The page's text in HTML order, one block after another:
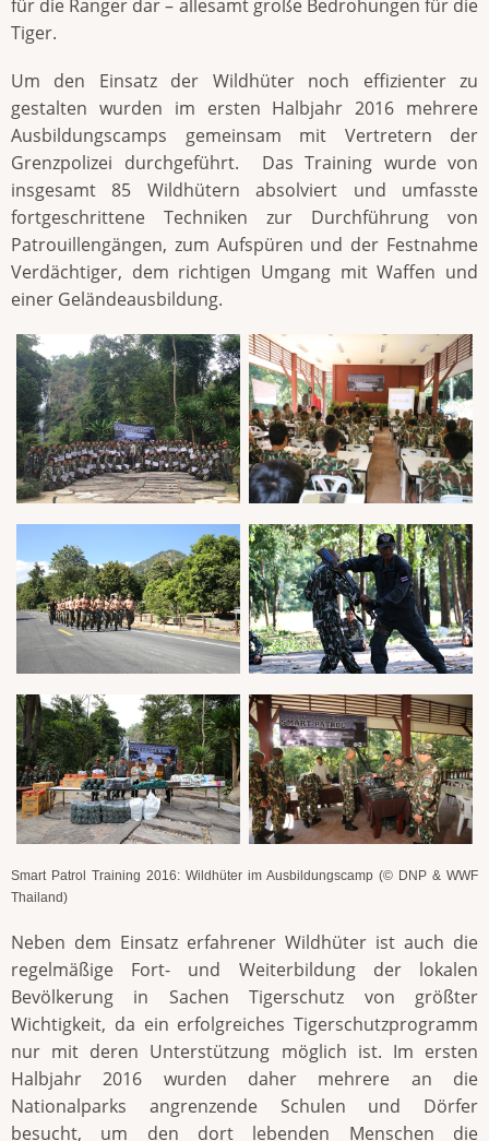
für die Ranger dar – allesamt große Bedrohungen für die
Tiger.
Um den Einsatz der Wildhüter noch effizienter zu
gestalten wurden im ersten Halbjahr 2016 mehrere
Ausbildungscamps gemeinsam mit Vertretern der
Grenzpolizei durchgeführt. Das Training wurde von
insgesamt 85 Wildhütern absolviert und umfasste
fortgeschrittene Techniken zur Durchführung von
Patrouillengängen, zum Aufspüren und der Festnahme
Verdächtiger, dem richtigen Umgang mit Waffen und
einer Geländeausbildung.
Smart Patrol Training 2016: Wildhüter im Ausbildungscamp (© DNP & WWF
Thailand)
Neben dem Einsatz erfahrener Wildhüter ist auch die
regelmäßige Fort- und Weiterbildung der lokalen
Bevölkerung in Sachen Tigerschutz von größter
Wichtigkeit, da ein erfolgreiches Tigerschutzprogramm
nur mit deren Unterstützung möglich ist. Im ersten
Halbjahr 2016 wurden daher mehrere an die
Nationalparks angrenzende Schulen und Dörfer
besucht, um den dort lebenden Menschen die